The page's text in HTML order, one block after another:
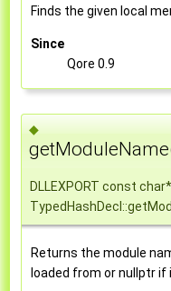
Finds the given local
Since
Qore 0.9
◆
DLLEXPORT const char*
Returns the module
loaded from or nullptr